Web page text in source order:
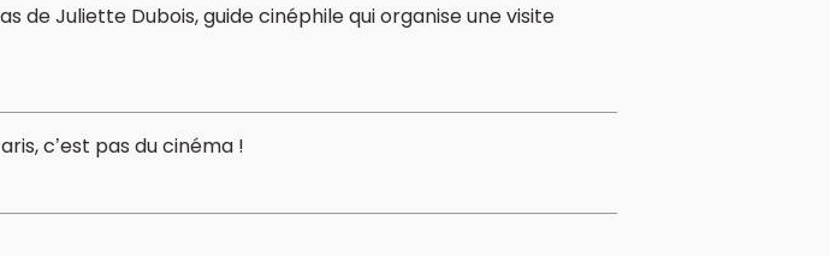
de Juliette Dubois, guide cinéphile qui organise une visite
c’est pas du cinéma !